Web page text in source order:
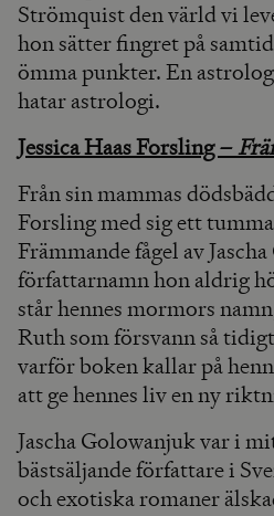
Strömquist den värld vi
hon sätter fingret på
ömma punkter. En
hatar astrologi.
Jessica Haas Forsling –
Från sin mammas
Forsling med sig ett
Främmande fågel av
författarnamn hon aldrig
står hennes mormors
Ruth som försvann så
varför boken kallar på
att ge hennes liv en ny
Jascha Golowanjuk var i
bästsäljande författare i
och exotiska romaner